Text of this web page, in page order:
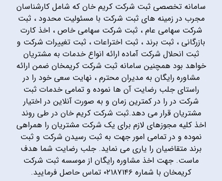
سامانه تخصصی ثبت شرکت کریم خان که شامل کارشناسان
مجرب در زمینه های ثبت شرکت با مسئولیت محدود ، ثبت
شرکت سهامی عام ، ثبت شرکت سهامی خاص ، اخذ کارت
بازرگانی ، ثبت برند ، ثبت اختراعات ، ثبت تغییرات شرکت و
ثبت انحلال شرکت آماده ارائه انواع خدمات به مشتریان
خواهد بود همچنین سامانه ثبت شرکت کریمخان ضمن ارائه
مشاوره رایگان به مدیران محترم ، نهایت سعی خود را در
راستای جلب رضایت آن ها نموده و تمامی خدمات ثبت
شرکت در را در کمترین زمان و به صورت آنلاین در اختیار
مشتریان قرار می دهد.ثبت شرکت کریم خان در طی روند
اخذ کلیه مجوزهای لازم برای یک شرکت مشتریان را همراهی
نموده و در تمامی امور جهت به ثبت رسیدن شرکت و ثبت
برند متقاضیان را یاری می نماید. جلب رضایت شما هدف
ماست. جهت اخذ مشاوره رایگان از موسسه ثبت شرکت
کریمخان با شماره ۰۲۱۸۷۱۴۶ تماس حاصل فرمایید.